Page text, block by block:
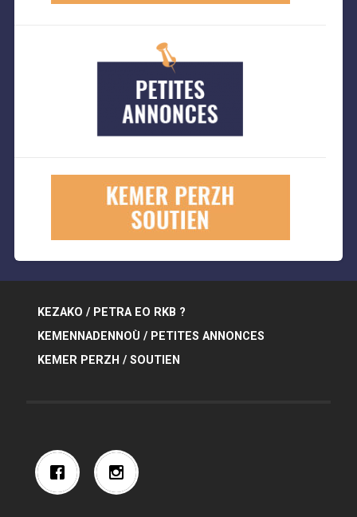
KEZAKO / PETRA EO RKB ?
KEMENNADENNOÙ / PETITES ANNONCES
KEMER PERZH / SOUTIEN